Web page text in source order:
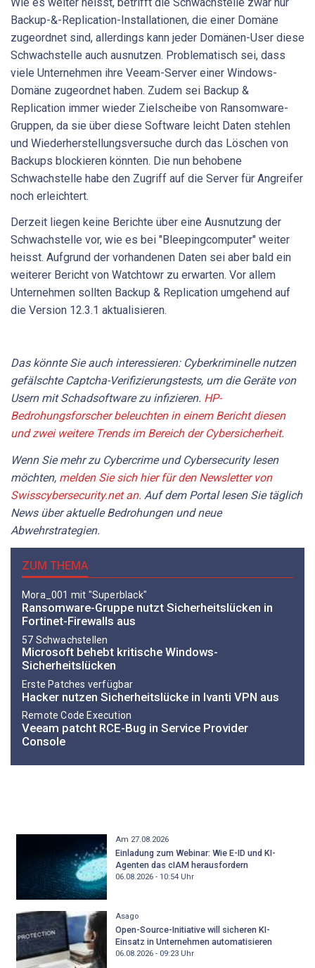
Backup-&-Replication-Installationen, die einer Domäne
zugeordnet sind, allerdings kann jeder Domänen-User diese
Schwachstelle auch ausnutzen. Problematisch sei, dass
viele Unternehmen ihre Veeam-Server einer Windows-
Domäne zugeordnet haben. Zudem sei Backup &
Replication immer wieder Zielscheibe von Ransomware-
Gruppen, da sie über diese Software leicht Daten stehlen
und Wiederherstellungsversuche durch das Löschen von
Backups blockieren könnten. Die nun behobene
Schwachstelle habe den Zugriff auf die Server für Angreifer
noch erleichtert.
Derzeit liegen keine Berichte über eine Ausnutzung der
Schwachstelle vor, wie es bei "Bleepingcomputer" weiter
heisst. Aufgrund der vorhandenen Daten sei aber bald ein
weiterer Bericht von Watchtowr zu erwarten. Vor allem
Unternehmen sollten Backup & Replication umgehend auf
die Version 12.3.1 aktualisieren.
Das könnte Sie auch interessieren: Cyberkriminelle nutzen
gefälschte Captcha-Verifizierungstests, um die Geräte von
Usern mit Schadsoftware zu infizieren. HP-
Bedrohungsforscher beleuchten in einem Bericht diesen
und zwei weitere Trends im Bereich der Cybersicherheit.
Wenn Sie mehr zu Cybercrime und Cybersecurity lesen
möchten, melden Sie sich hier für den Newsletter von
Swisscybersecurity.net an. Auf dem Portal lesen Sie täglich
News über aktuelle Bedrohungen und neue
Abwehrstrategien.
ZUM THEMA
Mora_001 mit "Superblack"
Ransomware-Gruppe nutzt Sicherheitslücken in
Fortinet-Firewalls aus
57 Schwachstellen
Microsoft behebt kritische Windows-
Sicherheitslücken
Erste Patches verfügbar
Hacker nutzen Sicherheitslücke in Ivanti VPN aus
Remote Code Execution
Veeam patcht RCE-Bug in Service Provider
Console
Am 27.08.2026
Einladung zum Webinar: Wie E-ID und KI-
Agenten das cIAM herausfordern
06.08.2026 - 10:54Uhr
Asago
Open-Source-Initiative will sicheren KI-
Einsatz in Unternehmen automatisieren
06.08.2026 - 09:23Uhr